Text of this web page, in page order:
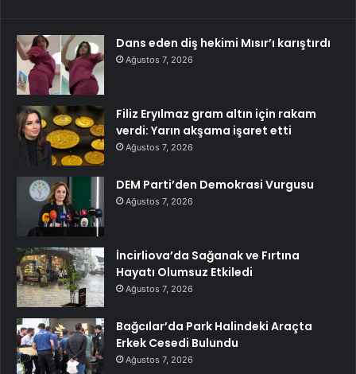
Dans eden diş hekimi Mısır’ı karıştırdı
Ağustos 7, 2026
Filiz Eryılmaz gram altın için rakam
verdi: Yarın akşama işaret etti
Ağustos 7, 2026
DEM Parti’den Demokrasi Vurgusu
Ağustos 7, 2026
İncirliova’da Sağanak ve Fırtına
Hayatı Olumsuz Etkiledi
Ağustos 7, 2026
Bağcılar’da Park Halindeki Araçta
Erkek Cesedi Bulundu
Ağustos 7, 2026